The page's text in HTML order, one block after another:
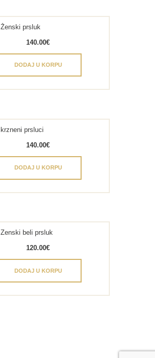
Ženski prsluk
140.00€
DODAJ U KORPU
krzneni prsluci
140.00€
DODAJ U KORPU
Zenski beli prsluk
120.00€
DODAJ U KORPU